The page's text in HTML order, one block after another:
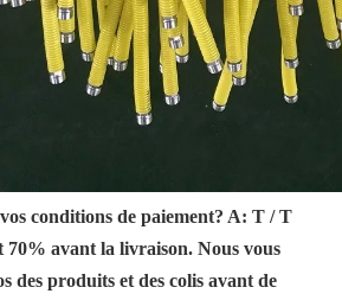
conditions de paiement? A: T / T
70% avant la livraison. Nous vous
des produits et des colis avant de